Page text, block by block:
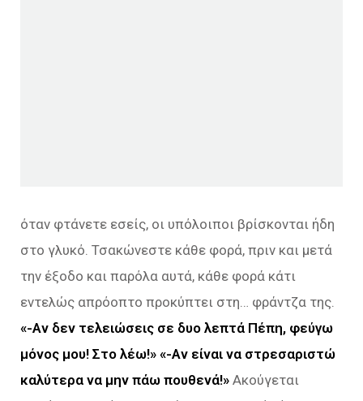
όταν φτάνετε εσείς, οι υπόλοιποι βρίσκονται ήδη
στο γλυκό. Τσακώνεστε κάθε φορά, πριν και μετά
την έξοδο και παρόλα αυτά, κάθε φορά κάτι
εντελώς απρόοπτο προκύπτει στη… φράντζα της.
«-Αν δεν τελειώσεις σε δυο λεπτά Πέπη, φεύγω
μόνος μου! Στο λέω!» «-Αν είναι να στρεσαριστώ
καλύτερα να μην πάω πουθενά!» Ακούγεται